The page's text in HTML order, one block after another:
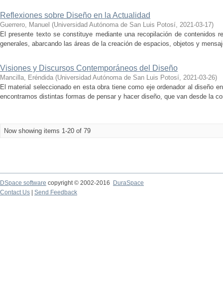
Reflexiones sobre Diseño en la Actualidad
Guerrero, Manuel (Universidad Autónoma de San Luis Potosí­, 2021-03-17)
El presente texto se constituye mediante una recopilación de contenidos
generales, abarcando las áreas de la creación de espacios, objetos y
Visiones y Discursos Contemporáneos del Diseño
Mancilla, Eréndida (Universidad Autónoma de San Luis Potosí­, 2021-03-26)
El material seleccionado en esta obra tiene como eje ordenador al diseño
encontramos distintas formas de pensar y hacer diseño, que van desde la
Now showing items 1-20 of 79
DSpace software copyright © 2002-2016
DuraSpace
Contact Us
Send Feedback